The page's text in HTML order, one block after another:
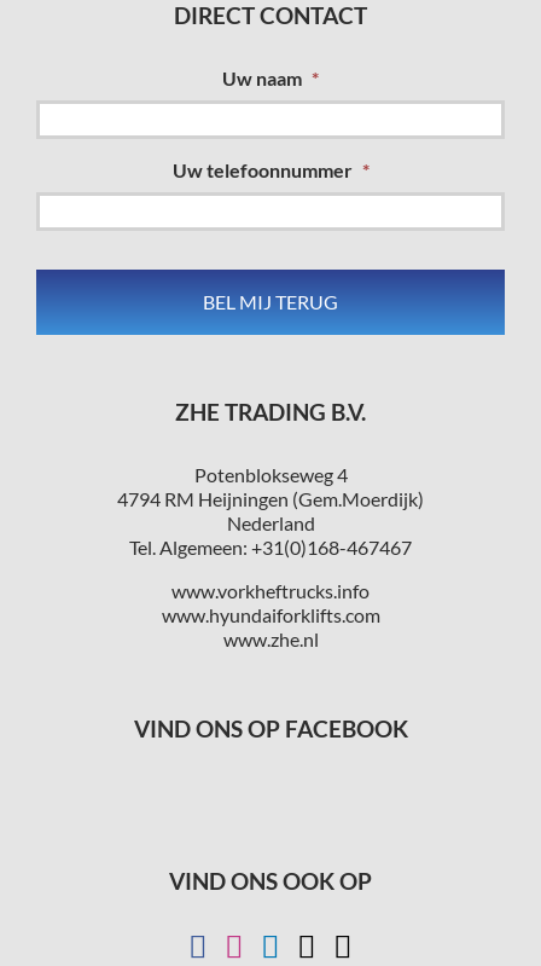
DIRECT CONTACT
Uw naam *
Uw telefoonnummer *
ZHE TRADING B.V.
Potenblokseweg 4
4794 RM Heijningen (Gem.Moerdijk)
Nederland
Tel. Algemeen: +31(0)168-467467
www.vorkheftrucks.info
www.hyundaiforklifts.com
www.zhe.nl
VIND ONS OP FACEBOOK
VIND ONS OOK OP